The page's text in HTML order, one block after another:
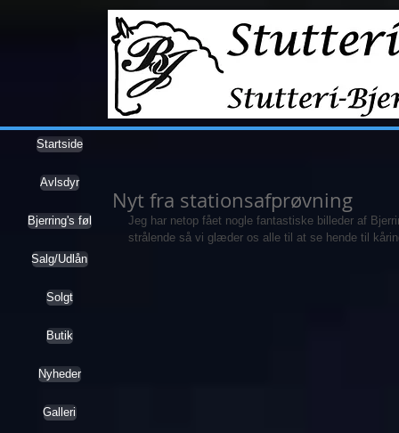
Nyt fra stationsafprøvning
Jeg har netop fået nogle fantastiske billeder af
strålende så vi glæder os alle til at se hende til
Startside
Avlsdyr
Galleri
Bjerring's føl
Nyheder
Salg/Udlån
Butik
Solgt